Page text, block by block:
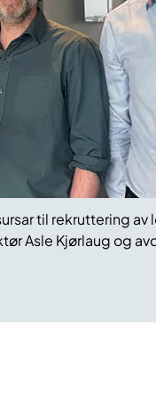
til rekruttering av
Asle Kjørlaug og